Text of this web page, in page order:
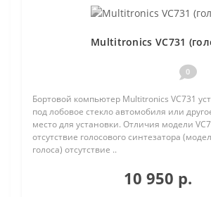
Multitronics VC731
0
Бортовой компьютер Multitronics VC731
под лобовое стекло автомобиля или
место для установки. Отличия модели
отсутствие голосового синтезатора
голоса) отсутствие ..
10 950 р.